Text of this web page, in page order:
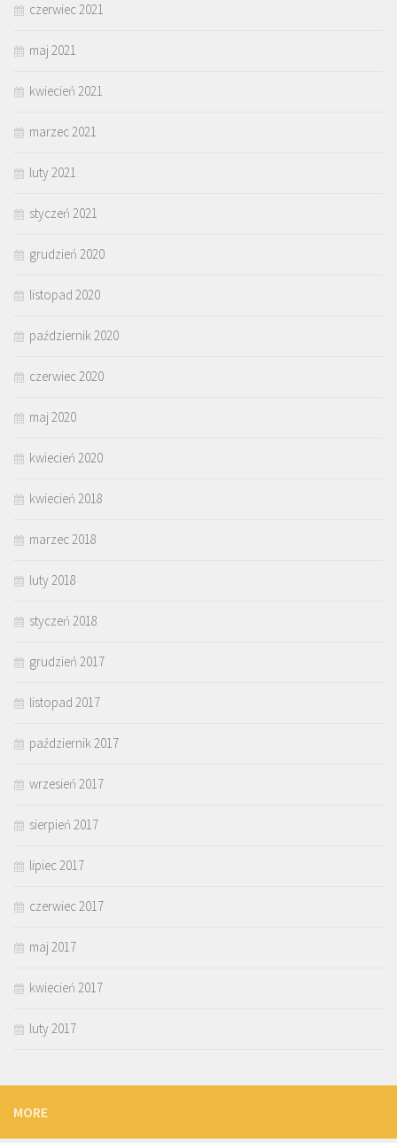
czerwiec 2021
maj 2021
kwiecień 2021
marzec 2021
luty 2021
styczeń 2021
grudzień 2020
listopad 2020
październik 2020
czerwiec 2020
maj 2020
kwiecień 2020
kwiecień 2018
marzec 2018
luty 2018
styczeń 2018
grudzień 2017
listopad 2017
październik 2017
wrzesień 2017
sierpień 2017
lipiec 2017
czerwiec 2017
maj 2017
kwiecień 2017
luty 2017
MORE